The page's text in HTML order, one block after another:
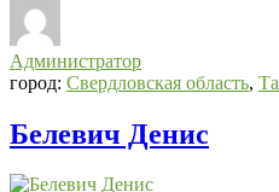
Администратор
город: Свердловская область,
Белевич Денис